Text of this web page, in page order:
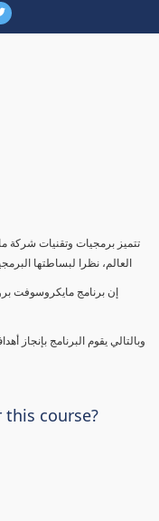
تتميز برمجيات وتقنيات شركة
إن برنامج مايكروسوفت
وبالتالي يقوم البرنامج بإنجاز
course?